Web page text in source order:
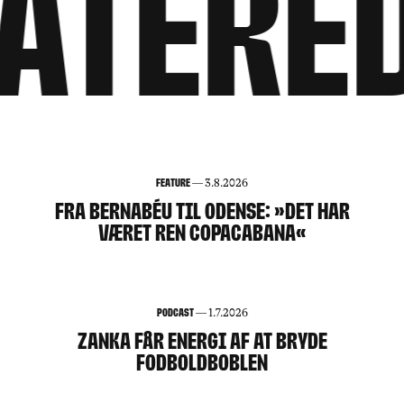
Feature—3.8.2026
FRA BERNABÉU TIL ODENSE: »DET HAR
VÆRET REN COPACABANA«
144
Podcast—1.7.2026
ZANKA FÅR ENERGI AF AT BRYDE
FODBOLDBOBLEN